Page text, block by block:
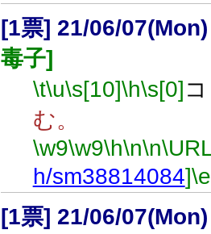
[1票] 21/06/
毒子]
\t\u\s[10]\h\s[0]
む。
\w9\w9\h\n\n
h/sm38814084]\e
[1票] 21/06/